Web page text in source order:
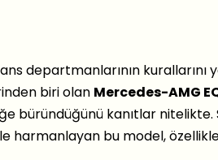
departmanlarının kurallarını
biri olan Mercedes-AMG
büründüğünü kanıtlar nitelikte.
harmanlayan bu model,